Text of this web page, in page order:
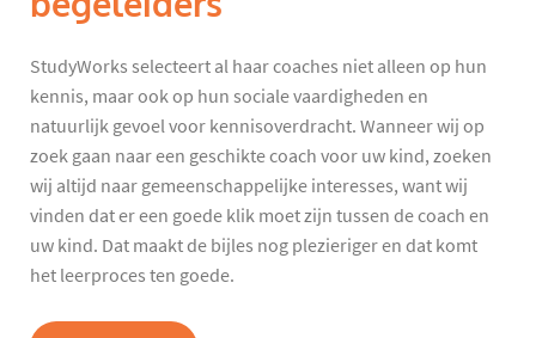
StudyWorks selecteert al haar coaches niet alleen op hun
kennis, maar ook op hun sociale vaardigheden en
natuurlijk gevoel voor kennisoverdracht. Wanneer wij op
zoek gaan naar een geschikte coach voor uw kind, zoeken
wij altijd naar gemeenschappelijke interesses, want wij
vinden dat er een goede klik moet zijn tussen de coach en
uw kind. Dat maakt de bijles nog plezieriger en dat komt
het leerproces ten goede.